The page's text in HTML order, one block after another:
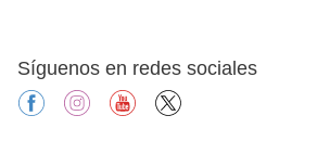
Síguenos en redes sociales
facebookinstagramyoutube